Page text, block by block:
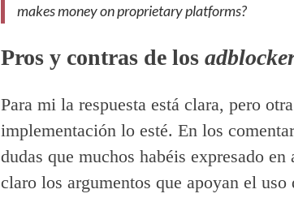
makes money on proprietary platforms?
Pros y contras de los
Para mi la respuesta está clara, pero
implementación lo esté. En los
dudas que muchos habéis expresado
claro los argumentos que apoyan el uso